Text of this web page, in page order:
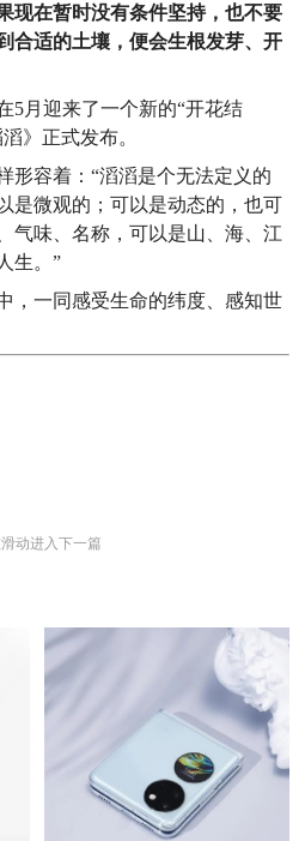
现在暂时没有条件坚持，也不要
合适的土壤，便会生根发芽、开
5月迎来了一个新的“开花结
》正式发布。
形容着：“滔滔是个无法定义的
是微观的；可以是动态的，也可
气味、名称，可以是山、海、江
生。”
，一同感受生命的纬度、感知世
动进入下一篇